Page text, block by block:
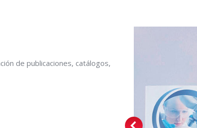
de publicaciones, catálogos,